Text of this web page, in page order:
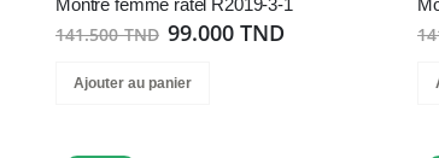
Montre femme ratel R2019-3-1
141.500 TND 99.000 TND
Ajouter au panier